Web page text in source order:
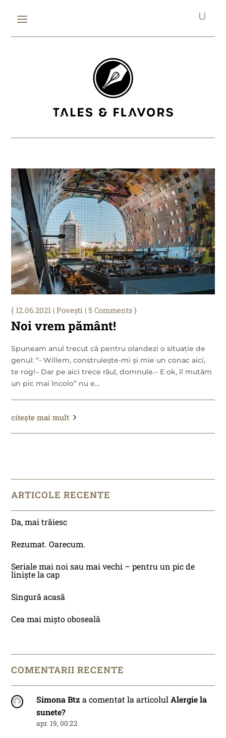
Noi vrem pământ!
12.06.2021 |Povești | 5 Comments
Spuneam anul trecut că pentru olandezi o situație de
genul: “- Willem, construiește-mi și mie un conac aici,
te rog!– Dar pe aici trece râul, domnule.– E ok, îl mutăm
un pic mai încolo” nu e...
citește mai mult
ARTICOLE RECENTE
Da, mai trăiesc
Rezumat. Oarecum.
Seriale mai noi sau mai vechi – pentru un pic de
liniște la cap
Singură acasă
Cea mai mișto oboseală
COMENTARII RECENTE
Simona Btz a comentat la articolulAlergie la
sunete?
apr. 19, 00:22